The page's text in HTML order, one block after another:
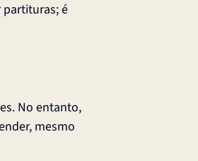
é
No entanto,
mesmo